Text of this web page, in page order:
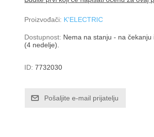
Proizvođači: K'ELECTRIC
Dostupnost: Nema na stanju - na
(4 nedelje).
ID: 7732030